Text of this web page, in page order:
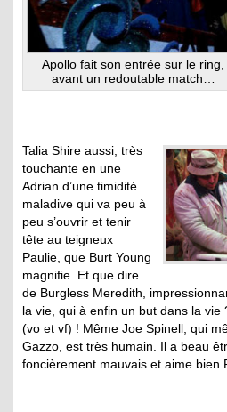
Apollo fait son entrée sur le ring,
avant un redoutable match…
Talia Shire aussi, très
touchante en une
Adrian d’une timidité
maladive qui va peu à
peu s’ouvrir et tenir
tête au teigneux
Paulie, que Burt Young
magnifie. Et que dire
de Burgless Meredith,
la vie, qui à enfin un but dans la vie
(vo et vf) ! Même Joe Spinell, qui
Gazzo, est très humain. Il a beau
foncièrement mauvais et aime bien